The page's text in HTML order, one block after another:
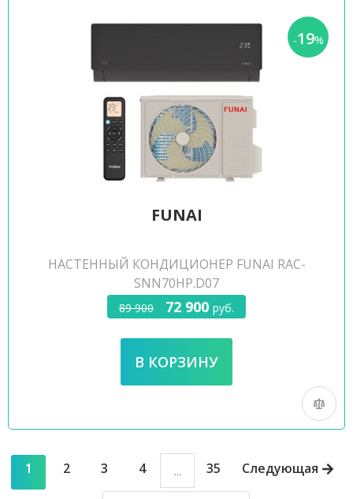
-19%
FUNAI
НАСТЕННЫЙ КОНДИЦИОНЕР FUNAI RAC-
SNN70HP.D07
89 900 72 900 руб.
1 2 3 4 ... 35 Следующая